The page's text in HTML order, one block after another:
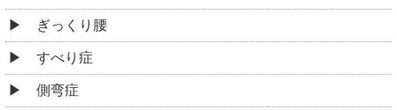
ぎっくり腰
すべり症
側弯症